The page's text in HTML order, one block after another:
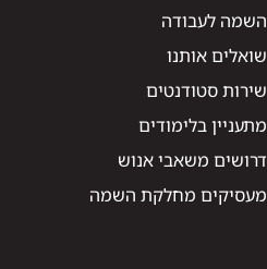
השמה לעבודה
שואלים אותנו
שירות סטודנטים
מתעניין בלימודים
דרושים משאבי אנוש
מעסיקים מחלקת השמה